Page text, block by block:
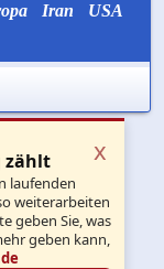
Iran
USA
zählt
laufenden
weiterarbeiten
geben Sie, was
geben kann,
x